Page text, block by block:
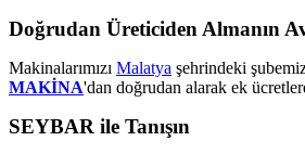
Doğrudan Üreticiden Almanın
Makinalarımızı Malatya şehrindeki
MAKİNA'dan doğrudan alarak ek
SEYBAR ile Tanışın